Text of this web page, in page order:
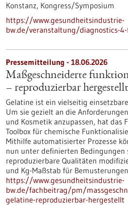
Konstanz, Kongress/Symposium
https://www.gesundheitsindustrie-
bw.de/veranstaltung/diagnostics-
Pressemitteilung - 18.06.2026
Maßgeschneiderte
– reproduzierbar hergestellt
Gelatine ist ein vielseitig
Um sie gezielt an die
und Kosmetik anzupassen, hat das
Toolbox für chemische
Mithilfe automatisierter Prozesse
nun unter definierten Bedingungen
reproduzierbare Qualitäten
und Kg-Maßstab für
https://www.gesundheitsindustrie-
bw.de/fachbeitrag/pm/
gelatine-reproduzierbar-hergestellt